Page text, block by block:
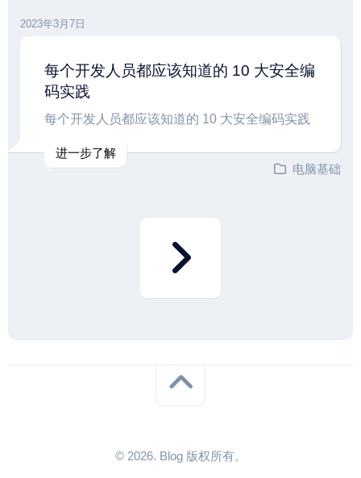
2023年3月7日
每个开发人员都应该知道的 10 大安全编
码实践
每个开发人员都应该知道的 10 大安全编码实践
进一步了解
电脑基础
© 2026. Blog 版权所有。